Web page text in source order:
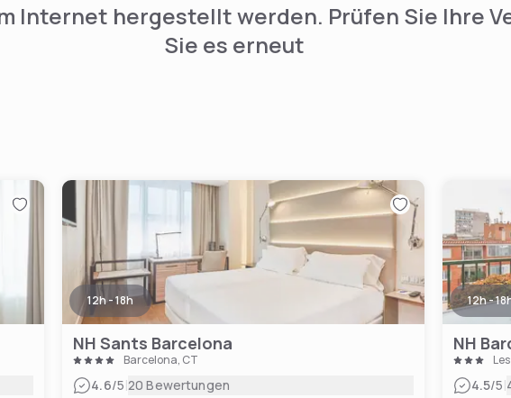
Internet hergestellt werden. Prüfen Sie Ihre
Sie es erneut
12h - 18h
NH Sants Barcelona
Barcelona, CT
4.6/5|20 Bewertungen
12h -
NH
4.5/5|